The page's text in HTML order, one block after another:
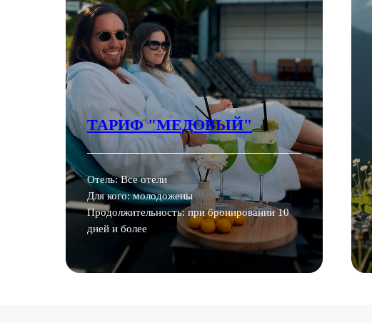
ТАРИФ "МЕДОВЫЙ"
Отель: Все отели
Для кого: молодожены
Продолжительность: при бронировании 10
дней и более